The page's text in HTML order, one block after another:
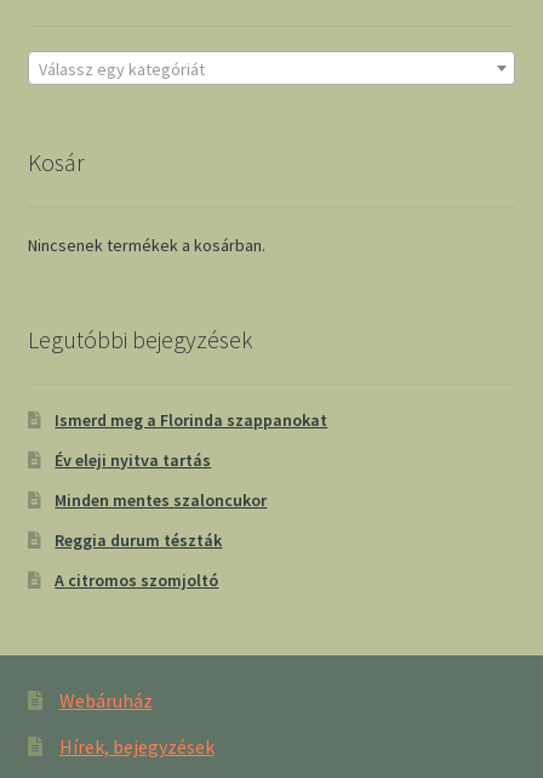
Válassz egy kategóriát
Kosár
Nincsenek termékek a kosárban.
Legutóbbi bejegyzések
Ismerd meg a Florinda szappanokat
Év eleji nyitva tartás
Minden mentes szaloncukor
Reggia durum tészták
A citromos szomjoltó
Webáruház
Hírek, bejegyzések